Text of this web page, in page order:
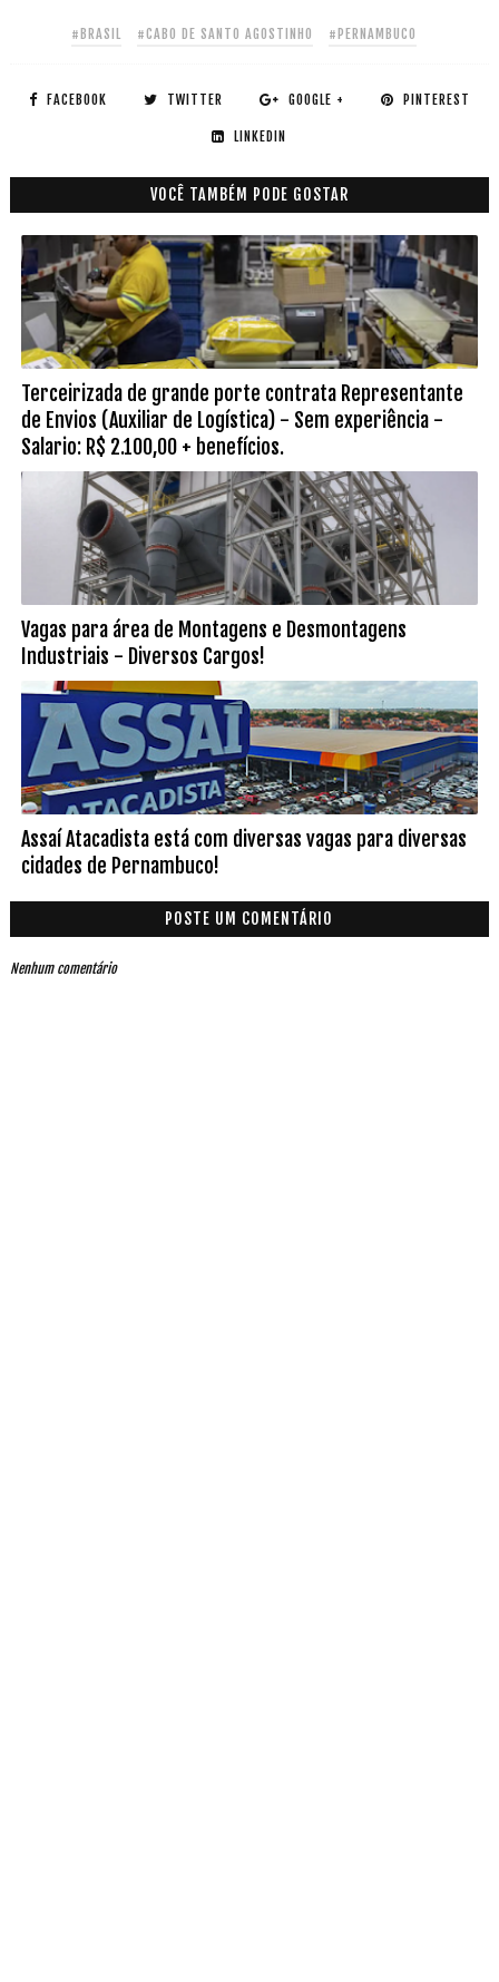
#BRASIL #CABO DE SANTO AGOSTINHO #PERNAMBUCO
FACEBOOK TWITTER GOOGLE + PINTEREST
LINKEDIN
VOCÊ TAMBÉM PODE GOSTAR
Terceirizada de grande porte contrata Representante
de Envios (Auxiliar de Logística) - Sem experiência -
Salario: R$ 2.100,00 + benefícios.
Vagas para área de Montagens e Desmontagens
Industriais - Diversos Cargos!
Assaí Atacadista está com diversas vagas para diversas
cidades de Pernambuco!
POSTE UM COMENTÁRIO
Nenhum comentário